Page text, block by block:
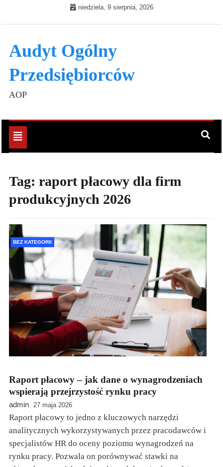
niedziela, 9 sierpnia, 2026
Audyt Ogólny
Przedsiębiorców
AOP
Toggle
navigation
Tag: raport płacowy dla firm
produkcyjnych 2026
BEZ KATEGORII
Raport płacowy – jak dane o wynagrodzeniach
wspierają przejrzystość rynku pracy
admin 27 maja 2026
Raport płacowy to jedno z kluczowych narzędzi
analitycznych wykorzystywanych przez pracodawców i
specjalistów HR do oceny poziomu wynagrodzeń na
rynku pracy. Pozwala on porównywać stawki na